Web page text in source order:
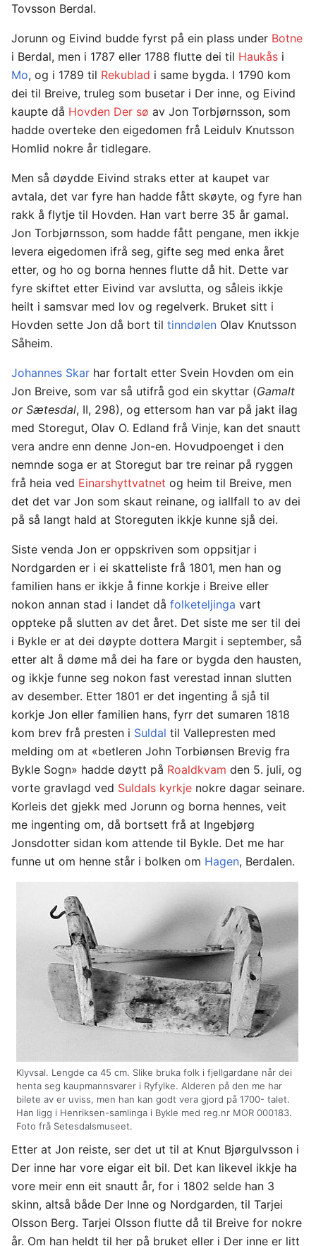
Tovsson Berdal.
Jorunn og Eivind budde fyrst på ein plass under Botne
i Berdal, men i 1787 eller 1788 flutte dei til Haukås i
Mo, og i 1789 til Rekublad i same bygda. I 1790 kom
dei til Breive, truleg som busetar i Der inne, og Eivind
kaupte då Hovden Der sø av Jon Torbjørnsson, som
hadde overteke den eigedomen frå Leidulv Knutsson
Homlid nokre år tidlegare.
Men så døydde Eivind straks etter at kaupet var
avtala, det var fyre han hadde fått skøyte, og fyre han
rakk å flytje til Hovden. Han vart berre 35 år gamal.
Jon Torbjørnsson, som hadde fått pengane, men ikkje
levera eigedomen ifrå seg, gifte seg med enka året
etter, og ho og borna hennes flutte då hit. Dette var
fyre skiftet etter Eivind var avslutta, og såleis ikkje
heilt i samsvar med lov og regelverk. Bruket sitt i
Hovden sette Jon då bort til tinndølen Olav Knutsson
Såheim.
Johannes Skar har fortalt etter Svein Hovden om ein
Jon Breive, som var så utifrå god ein skyttar (Gamalt
or Sætesdal, II, 298), og ettersom han var på jakt ilag
med Storegut, Olav O. Edland frå Vinje, kan det snautt
vera andre enn denne Jon-en. Hovudpoenget i den
nemnde soga er at Storegut bar tre reinar på ryggen
frå heia ved Einarshyttvatnet og heim til Breive, men
det det var Jon som skaut reinane, og iallfall to av dei
på så langt hald at Storeguten ikkje kunne sjå dei.
Siste venda Jon er oppskriven som oppsitjar i
Nordgarden er i ei skatteliste frå 1801, men han og
familien hans er ikkje å finne korkje i Breive eller
nokon annan stad i landet då folketeljinga vart
oppteke på slutten av det året. Det siste me ser til dei
i Bykle er at dei døypte dottera Margit i september, så
etter alt å døme må dei ha fare or bygda den hausten,
og ikkje funne seg nokon fast verestad innan slutten
av desember. Etter 1801 er det ingenting å sjå til
korkje Jon eller familien hans, fyrr det sumaren 1818
kom brev frå presten i Suldal til Vallepresten med
melding om at «betleren John Torbiønsen Brevig fra
Bykle Sogn» hadde døytt på Roaldkvam den 5. juli, og
vorte gravlagd ved Suldals kyrkje nokre dagar seinare.
Korleis det gjekk med Jorunn og borna hennes, veit
me ingenting om, då bortsett frå at Ingebjørg
Jonsdotter sidan kom attende til Bykle. Det me har
funne ut om henne står i bolken om Hagen, Berdalen.
Klyvsal. Lengde ca 45 cm. Slike bruka folk i fjellgardane når dei
henta seg kaupmannsvarer i Ryfylke. Alderen på den me har
bilete av er uviss, men han kan godt vera gjord på 1700- talet.
Han ligg i Henriksen-samlinga i Bykle med reg.nr MOR 000183.
Foto frå Setesdalsmuseet.
Etter at Jon reiste, ser det ut til at Knut Bjørgulvsson i
Der inne har vore eigar eit bil. Det kan likevel ikkje ha
vore meir enn eit snautt år, for i 1802 selde han 3
skinn, altså både Der Inne og Nordgarden, til Tarjei
Olsson Berg. Tarjei Olsson flutte då til Breive for nokre
år. Om han heldt til her på bruket eller i Der inne er litt